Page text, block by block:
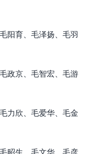
阳育、毛泽扬、毛羽
政京、毛智宏、毛游
力欣、毛爱华、毛金
昭生、毛文华、毛彦